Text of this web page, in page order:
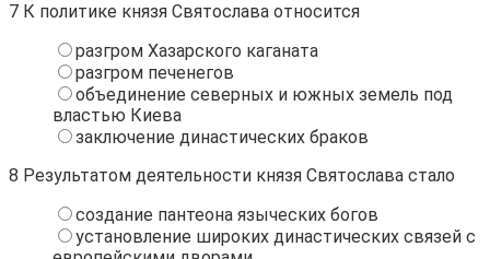
7 К политике князя Святослава относится
разгром Хазарского каганата
разгром печенегов
объединение северных и южных земель под
властью Киева
заключение династических браков
8 Результатом деятельности князя Святослава стало
создание пантеона языческих богов
установление широких династических связей с